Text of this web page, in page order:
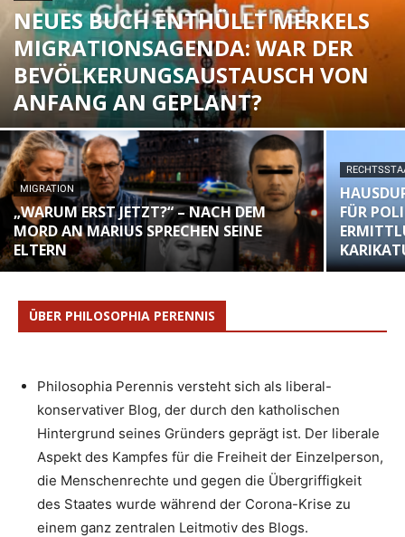
NEUES BUCH ENTHÜLLT MERKELS
MIGRATIONSAGENDA: WAR DER
BEVÖLKERUNGSAUSTAUSCH VON
ANFANG AN GEPLANT?
MIGRATION
„WARUM ERST JETZT?“ – NACH DEM
MORD AN MARIUS SPRECHEN SEINE
ELTERN
FÜR
ÜBER PHILOSOPHIA PERENNIS
Philosophia Perennis versteht sich als liberal-
konservativer Blog, der durch den katholischen
Hintergrund seines Gründers geprägt ist. Der liberale
Aspekt des Kampfes für die Freiheit der Einzelperson,
die Menschenrechte und gegen die Übergriffigkeit
des Staates wurde während der Corona-Krise zu
einem ganz zentralen Leitmotiv des Blogs.